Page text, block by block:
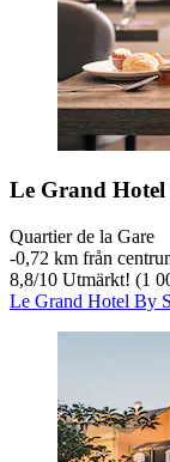
Le Grand
Quartier de la Gare
‐0,72 km från
8,8/10 Utmärkt! (1
Le Grand Hotel By